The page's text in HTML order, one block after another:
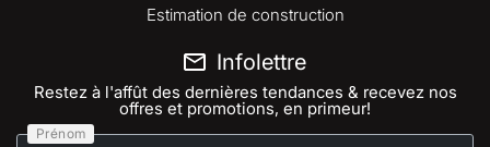
Estimation de construction
Infolettre
Restez à l'affût des dernières tendances & recevez nos
offres et promotions, en primeur!
Prénom